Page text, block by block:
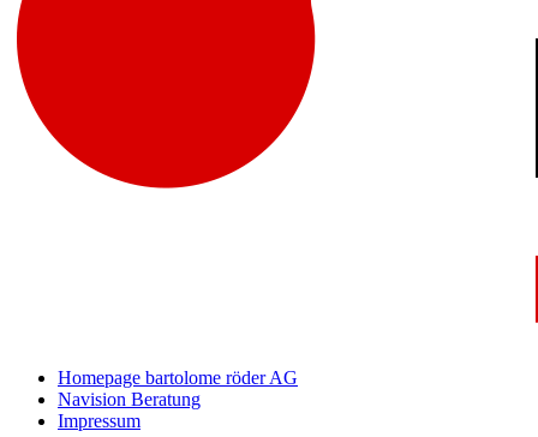
Homepage bartolome röder AG
Navision Beratung
Impressum